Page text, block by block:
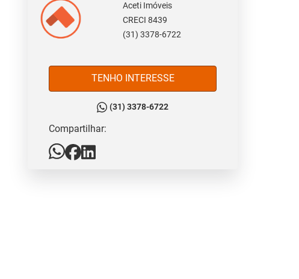
Aceti Imóveis
CRECI 8439
(31) 3378-6722
TENHO INTERESSE
(31) 3378-6722
Compartilhar: